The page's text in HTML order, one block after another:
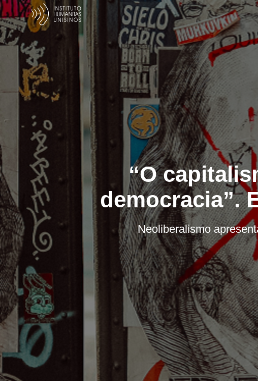
“O
democracia”.
Neoliberalismo